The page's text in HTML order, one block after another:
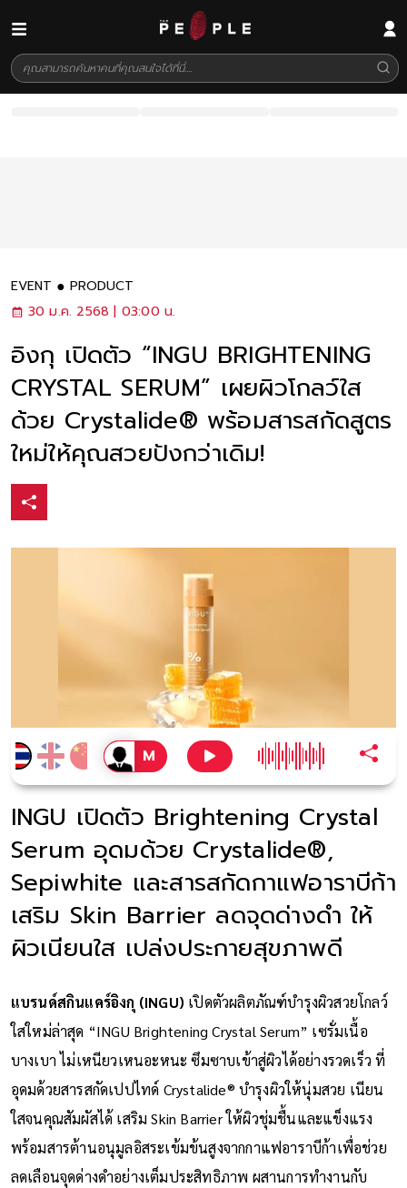
EVENT
PRODUCT
30 ม.ค. 2568 | 03:00 น.
อิงกุ เปิดตัว “INGU BRIGHTENING
CRYSTAL SERUM” เผยผิวโกลว์ใส
ด้วย Crystalide®️ พร้อมสารสกัดสูตร
ใหม่ให้คุณสวยปังกว่าเดิม!
INGU เปิดตัว Brightening Crystal
Serum อุดมด้วย Crystalide®️,
Sepiwhite และสารสกัดกาแฟอาราบีก้า
เสริม Skin Barrier ลดจุดด่างดำ ให้
ผิวเนียนใส เปล่งประกายสุขภาพดี
แบรนด์สกินแคร์อิงกุ (INGU) เปิดตัวผลิตภัณฑ์บำรุงผิวสวยโกลว์
ใสใหม่ล่าสุด “INGU Brightening Crystal Serum” เซรั่มเนื้อ
บางเบา ไม่เหนียวเหนอะหนะ ซึมซาบเข้าสู่ผิวได้อย่างรวดเร็ว ที่
อุดมด้วยสารสกัดเปปไทด์ Crystalide®️ บำรุงผิวให้นุ่มสวย เนียน
ใสจนคุณสัมผัสได้ เสริม Skin Barrier ให้ผิวชุ่มชื้นและแข็งแรง
พร้อมสารต้านอนุมูลอิสระเข้มข้นสูงจากกาแฟอาราบีก้าเพื่อช่วย
ลดเลือนจุดด่างดำอย่างเต็มประสิทธิภาพ ผสานการทำงานกับ